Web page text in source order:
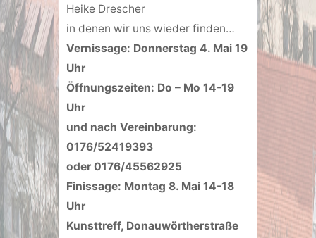
Heike Drescher
in denen wir uns wieder finden…
Vernissage: Donnerstag 4. Mai 19
Uhr
Öffnungszeiten: Do – Mo 14-19
Uhr
und nach Vereinbarung:
0176/52419393
oder 0176/45562925
Finissage: Montag 8. Mai 14-18
Uhr
Kunsttreff, Donauwörtherstraße